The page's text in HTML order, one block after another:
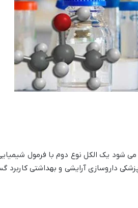
داروسازی آرایشی و بهداشتی کاربرد